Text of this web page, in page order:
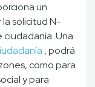
un
solicitud N-
Una
, podrá
como para
y para